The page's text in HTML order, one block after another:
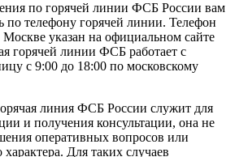
по горячей линии ФСБ России вам
по телефону горячей линии. Телефон
указан на официальном сайте
горячей линии ФСБ работает с
с 9:00 до 18:00 по московскому
линия ФСБ России служит для
и получения консультации, она не
оперативных вопросов или
Для таких случаев